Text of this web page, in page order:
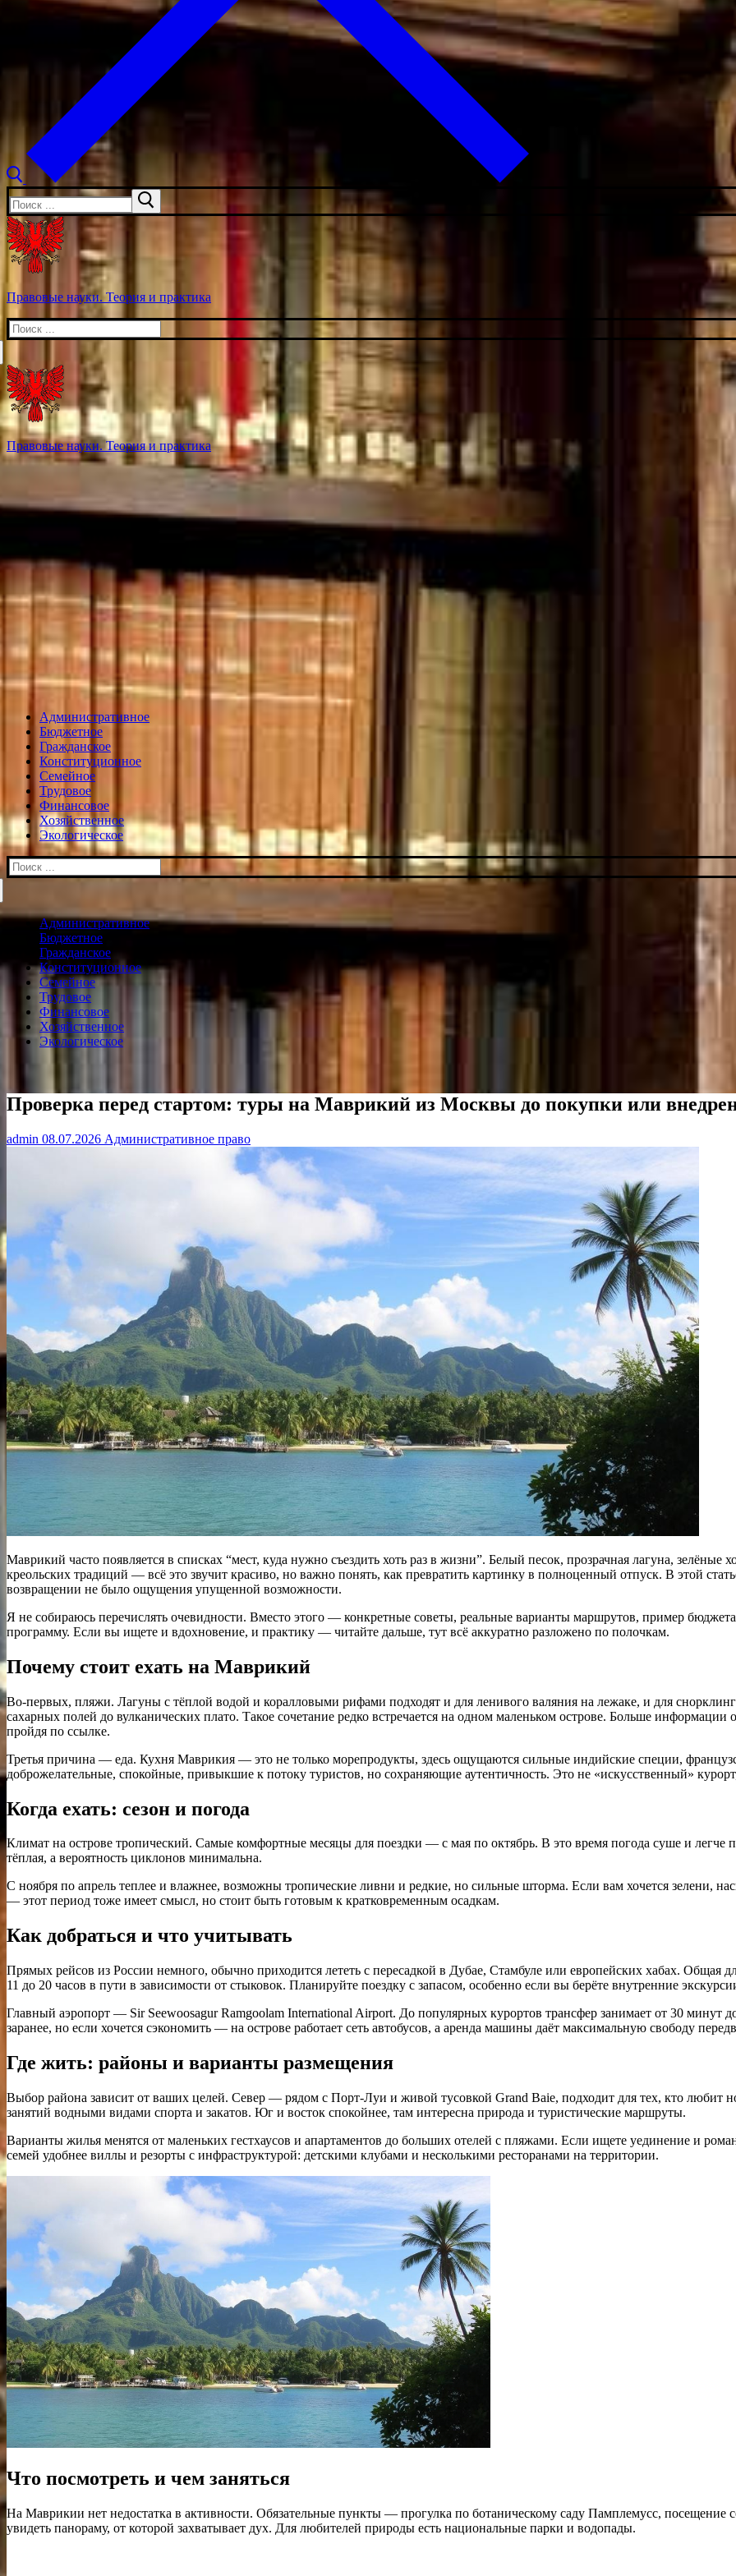
Искать:
Правовые науки. Теория и практика
Искать:
Правовые науки. Теория и практика
Административное
Бюджетное
Гражданское
Конституционное
Семейное
Трудовое
Финансовое
Хозяйственное
Экологическое
Искать:
Административное
Бюджетное
Гражданское
Конституционное
Семейное
Трудовое
Финансовое
Хозяйственное
Экологическое
Проверка перед стартом: туры на Маврикий из Москвы до покупки или
admin 08.07.2026 Административное право
Маврикий часто появляется в списках “мест, куда нужно съездить хоть раз в жизни”. Белый песок, прозрачная лагуна,
креольских традиций — всё это звучит красиво, но важно понять, как превратить картинку в полноценный отпуск. В этой
возвращении не было ощущения упущенной возможности.
Я не собираюсь перечислять очевидности. Вместо этого — конкретные советы, реальные варианты маршрутов, пример
программу. Если вы ищете и вдохновение, и практику — читайте дальше, тут всё аккуратно разложено по полочкам.
Почему стоит ехать на Маврикий
Во-первых, пляжи. Лагуны с тёплой водой и коралловыми рифами подходят и для ленивого валяния на лежаке, и для
сахарных полей до вулканических плато. Такое сочетание редко встречается на одном маленьком острове. Больше информации
пройдя по ссылке.
Третья причина — еда. Кухня Маврикия — это не только морепродукты, здесь ощущаются сильные индийские специи,
доброжелательные, спокойные, привыкшие к потоку туристов, но сохраняющие аутентичность. Это не «искусственный»
Когда ехать: сезон и погода
Климат на острове тропический. Самые комфортные месяцы для поездки — с мая по октябрь. В это время погода суше и легче
тёплая, а вероятность циклонов минимальна.
С ноября по апрель теплее и влажнее, возможны тропические ливни и редкие, но сильные шторма. Если вам хочется зелени,
— этот период тоже имеет смысл, но стоит быть готовым к кратковременным осадкам.
Как добраться и что учитывать
Прямых рейсов из России немного, обычно приходится лететь с пересадкой в Дубае, Стамбуле или европейских хабах. Общая
11 до 20 часов в пути в зависимости от стыковок. Планируйте поездку с запасом, особенно если вы берёте внутренние
Главный аэропорт — Sir Seewoosagur Ramgoolam International Airport. До популярных курортов трансфер занимает от 30 минут
заранее, но если хочется сэкономить — на острове работает сеть автобусов, а аренда машины даёт максимальную свободу
Где жить: районы и варианты размещения
Выбор района зависит от ваших целей. Север — рядом с Порт-Луи и живой тусовкой Grand Baie, подходит для тех, кто
занятий водными видами спорта и закатов. Юг и восток спокойнее, там интересна природа и туристические маршруты.
Варианты жилья менятся от маленьких гестхаусов и апартаментов до больших отелей с пляжами. Если ищете уединение и
семей удобнее виллы и резорты с инфраструктурой: детскими клубами и несколькими ресторанами на территории.
Что посмотреть и чем заняться
На Маврикии нет недостатка в активности. Обязательные пункты — прогулка по ботаническому саду Памплемусс,
увидеть панораму, от которой захватывает дух. Для любителей природы есть национальные парки и водопады.